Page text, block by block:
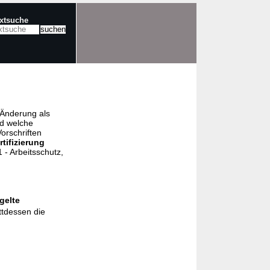
als
welche
Arbeitsschutz,
die